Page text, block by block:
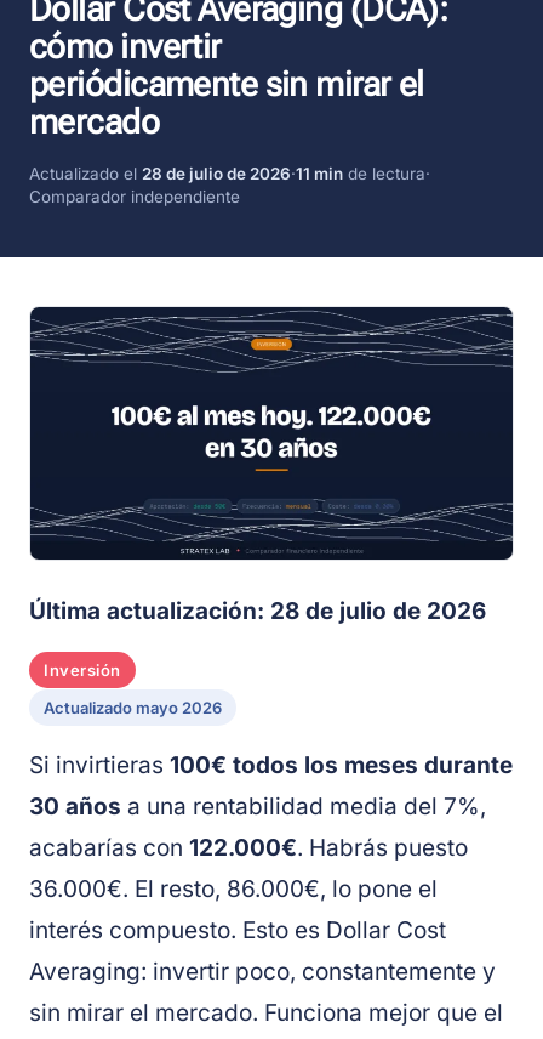
Dollar Cost Averaging (DCA):
cómo invertir
periódicamente sin mirar el
mercado
Actualizado el 28 de julio de 2026·11 min de lectura·
Comparador independiente
Última actualización: 28 de julio de 2026
Inversión
Actualizado mayo 2026
Si invirtieras 100€ todos los meses durante
30 años a una rentabilidad media del 7%,
acabarías con 122.000€. Habrás puesto
36.000€. El resto, 86.000€, lo pone el
interés compuesto. Esto es Dollar Cost
Averaging: invertir poco, constantemente y
sin mirar el mercado. Funciona mejor que el